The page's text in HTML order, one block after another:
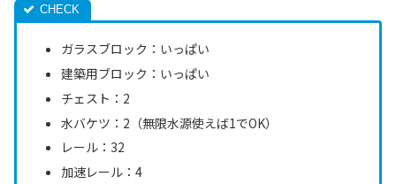
ガラスブロック：いっぱい
建築用ブロック：いっぱい
チェスト：2
水バケツ：2（無限水源使えば1でOK）
レール：32
加速レール：4